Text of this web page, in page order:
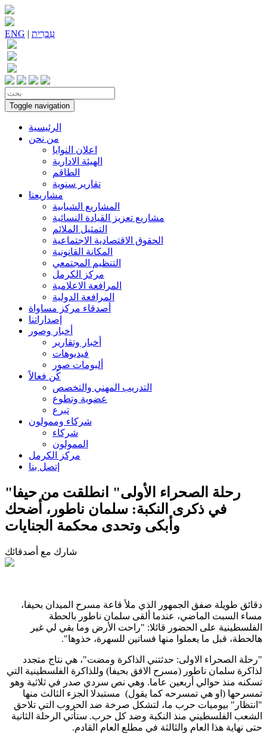
ENG | עִברִית
Toggle navigation
الرئيسية
من نحن
اعلان النوايا
الهيئة الادارية
الطاقم
تقارير سنوية
مشاريعنا
المشاريع الشبابية
مشاريع تعزيز القيادة النسائية
التمثيل الملائم
الحقوق الاقتصادية الاجتماعية
المكانة القانونية
التنظيم المجتمعي
مركز الكرمل
المرافعة الاعلامية
المرافعة الدولية
أصدقاء مركز مساواة
إصداراتنا
أخبار وصور
أخبار وتقارير
فيديوهات
ألبومات صور
كُن فعالاً
التدريب المهني والتخصص
عضوية وتطوع
تبرع
شركاء وممولون
شركاء
الممولون
مركز الكرمل
إتصل بنا
"رحلة الصحراء الأولى" انطلقت من حيفا
في ذكرى النكبة: سلمان ناطور، أضحك
وأبكى وتحدى محكمة الجنايات
شارك مع أصدقائك
دقائق طويلة صفق الجمهور الذي ملأ قاعة مسرح الميدان بحيفا،
مساء السبت الماضي، عندما ألقى سلمان ناطور بالحطة
الفلسطينية على الحضور قائلا: "راحت الأرض وما بقي لي غير
هالحطة، قبل ما يعملوا منها فساتين للسهرة، خذوها".
"رحلة الصحراء الاولى: حدثتني الذاكرة ومضت"، هي نتاج متجدد
لذاكرة سلمان ناطور (مسرح الافق بحيفا) وللذاكرة الفلسطينية التي
تسكنه منذ حوالي أربعين عاما. وهي نص سردي صدر في ثلاثية وهو
تمسرحها (او هي تمسرحه كما يقول) مستبدلا الجزء الثالث منها
"انتظار" بيوميات حرب ما، لتشكل صرخة ضد الحروب التي تلاحق
الشعب الفلسطيني منذ النكبة وضد كل حرب. ستأتي الرحلة الثانية
حتى نهاية هذا العام والثالثة في مطلع العام القادم.